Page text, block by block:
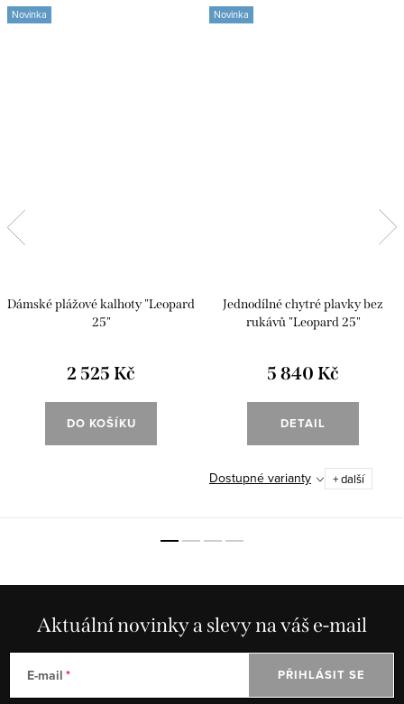
Novinka
Dámské plážové kalhoty "Leopard
25"
2 525 Kč
DO KOŠÍKU
Novinka
Jednodílné chytré plavky bez
rukávů "Leopard 25"
5 840 Kč
DETAIL
Dostupné varianty + další
Aktuální novinky a slevy na váš e-mail
E-mail PŘIHLÁSIT SE